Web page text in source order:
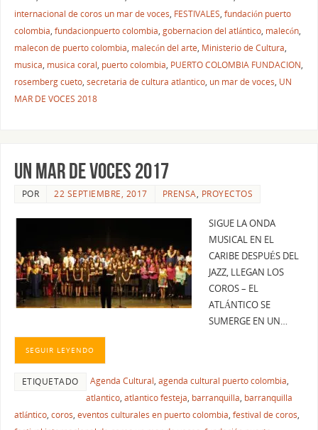
internacional de coros un mar de voces, FESTIVALES, fundación puerto
colombia, fundacionpuerto colombia, gobernacion del atlántico, malecón,
malecon de puerto colombia, malecón del arte, Ministerio de Cultura,
musica, musica coral, puerto colombia, PUERTO COLOMBIA FUNDACION,
rosemberg cueto, secretaria de cultura atlantico, un mar de voces, UN
MAR DE VOCES 2018
UN MAR DE VOCES 2017
POR 22 SEPTIEMBRE, 2017 PRENSA, PROYECTOS
SIGUE LA ONDA
MUSICAL EN EL
CARIBE DESPUÉS DEL
JAZZ, LLEGAN LOS
COROS – EL
ATLÁNTICO SE
SUMERGE EN UN…
SEGUIR LEYENDO
ETIQUETADO Agenda Cultural, agenda cultural puerto colombia,
atlantico, atlantico festeja, barranquilla, barranquilla
atlántico, coros, eventos culturales en puerto colombia, festival de coros,